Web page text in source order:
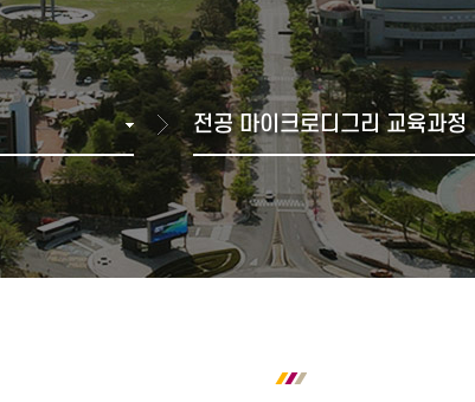
대학 이념 및 인재상
비전 2025+
영역별 발전전략
전체보기
2020년
2010년
2007년 통합이후
2000년 ~ 2007년 통합이전
1990년
1980년
1970년
1960년 이전
캠퍼스맵
대학원 전체보기
학사정보 가이드
수업안내
계절수업
학적변동
학과별 졸업 이수학점
수료 및 졸업
학위취득 유예
졸업 자가진단
교육과정 이수
교육과정 편람
전공능력사전
경과조치
다전공(복수·융합전공(융합)
부전공)
미래융합가상학과
전공 마이크로디그리
교육과정
교직과정
학생자치기구
학군단 생활 안내
동아리정보
의료·보건
자동 심장충격기 사용안내
성희롱·성폭력상담실
학생상담센터
학생복지관
기타편의시설
셔틀버스(강릉)
셔틀버스(원주)
금주의 식단 정보화서비스
캠퍼스 전경
캠퍼스 생활
미리가본강릉원주대
웹진
브로슈어
홍보동영상
정보공개
정책실명제
포상대상자 공개
대학평의원회
재정위원회
등록금심의위원회
중대재해(산업안전·보건)
인권센터
전공 마이크로디그리 교육과정